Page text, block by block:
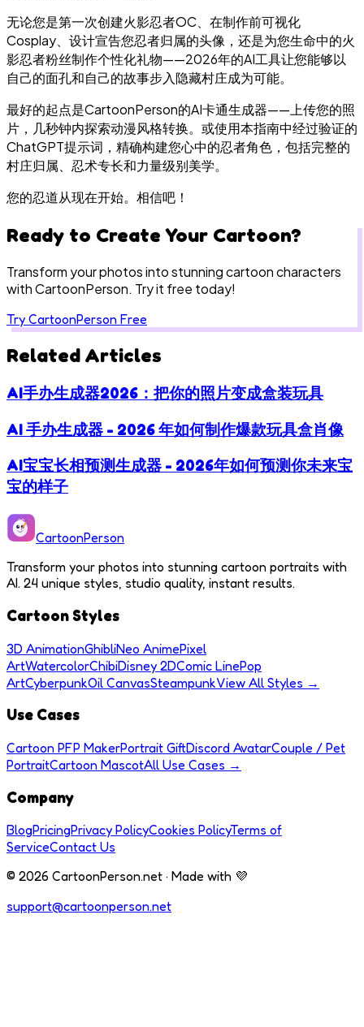
无论您是第一次创建火影忍者OC、在制作前可视化
Cosplay、设计宣告您忍者归属的头像，还是为您生命中的火
影忍者粉丝制作个性化礼物——2026年的AI工具让您能够以
自己的面孔和自己的故事步入隐藏村庄成为可能。
最好的起点是CartoonPerson的AI卡通生成器——上传您的照
片，几秒钟内探索动漫风格转换。或使用本指南中经过验证的
ChatGPT提示词，精确构建您心中的忍者角色，包括完整的
村庄归属、忍术专长和力量级别美学。
您的忍道从现在开始。相信吧！
Ready to Create Your Cartoon?
Transform your photos into stunning cartoon characters
with CartoonPerson. Try it free today!
Try CartoonPerson Free
Related Articles
AI手办生成器2026：把你的照片变成盒装玩具
AI 手办生成器 - 2026 年如何制作爆款玩具盒肖像
AI宝宝长相预测生成器 - 2026年如何预测你未来宝
宝的样子
CartoonPerson
Transform your photos into stunning cartoon portraits with
AI. 24 unique styles, studio quality, instant results.
Cartoon Styles
3D AnimationGhibliNeo AnimePixel
ArtWatercolorChibiDisney 2DComic LinePop
ArtCyberpunkOil CanvasSteampunkView All Styles →
Use Cases
Cartoon PFP MakerPortrait GiftDiscord AvatarCouple / Pet
PortraitCartoon MascotAll Use Cases →
Company
BlogPricingPrivacy PolicyCookies PolicyTerms of
ServiceContact Us
© 2026 CartoonPerson.net · Made with 💜
support@cartoonperson.net